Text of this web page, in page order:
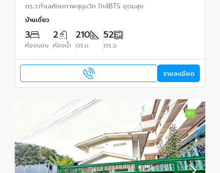
ตร.ว.ทำเลศักยภาพสุขุมวิท ใกล้BTS อุดมสุข
บ้านเดี่ยว
3
ห้องนอน
2
ห้องน้ำ
210
ตร.ม.
52
ตร.ว.
รายละเอียด
เช่า